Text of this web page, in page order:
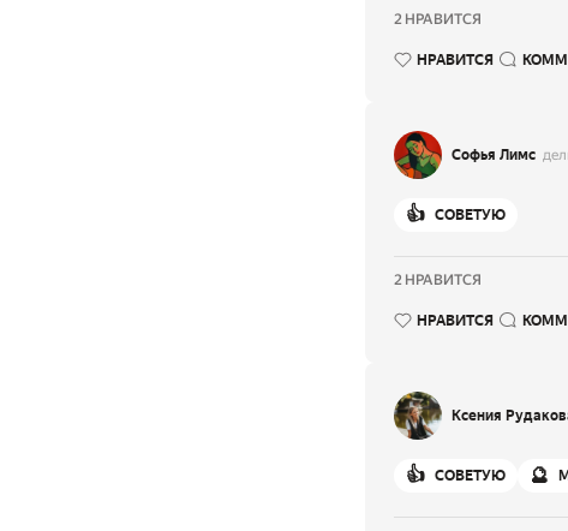
2 НРАВИТСЯ
НРАВИТСЯ
Софья Лимс
👍 СОВЕТУЮ
2 НРАВИТСЯ
НРАВИТСЯ
Ксения
👍 СОВЕТУЮ 🔮